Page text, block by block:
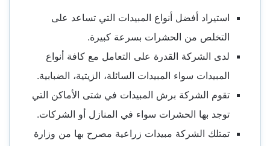
استيراد أفضل أنواع المبيدات التي تساعد على
التخلص من الحشرات بسرعة كبيرة.
لدى الشركة القدرة على التعامل مع كافة أنواع
المبيدات سواء المبيدات السائلة، الزيتية، الضبابية.
تقوم الشركة برش المبيدات في شتى الأماكن التي
توجد بها الحشرات سواء في المنازل أو الشركات.
تمتلك الشركة مبيدات زراعية مصرح بها من وزارة